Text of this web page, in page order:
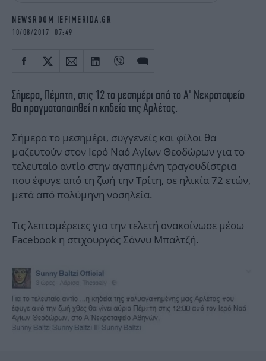
OSCARS
NEWSROOM IEFIMERIDA.GR
10/08/2017 07:49
Σήμερα, Πέμπτη, στις 12 το μεσημέρι από το Α' Νεκροταφείο
θα πραγματοποιηθεί η κηδεία της Αρλέτας.
Σήμερα το μεσημέρι, συγγενείς και φίλοι θα
μαζευτούν στον Ιερό Ναό Αγίων Θεοδώρων για το
τελευταίο αντίο στην αγαπημένη τραγουδίστρια
που έφυγε από τη ζωή την Τρίτη, σε ηλικία 72 ετών,
μετά από πολύμηνη νοσηλεία.
Τις λεπτομέρειες για την τελετή ανακοίνωσε μέσω
Facebook η στιχουργός Σάννυ Μπαλτζή.